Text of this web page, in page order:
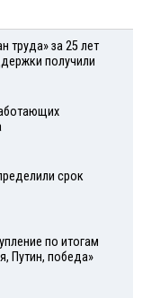
труда» за 25 лет
получили
срок
по итогам
Путин, победа»